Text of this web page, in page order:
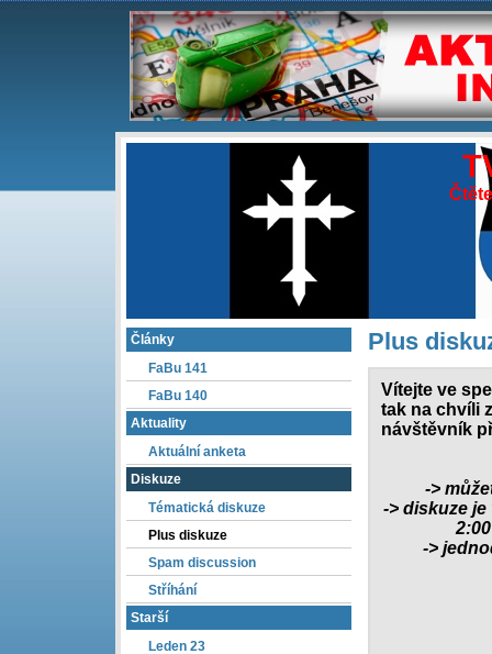
Plus
Vítejte ve
tak na chvíli
návštěvník
->
-> diskuze
->
Články
FaBu 141
FaBu 140
Aktuality
Aktuální anketa
Diskuze
Tématická diskuze
Plus diskuze
Spam discussion
Stříhání
Starší
Leden 23